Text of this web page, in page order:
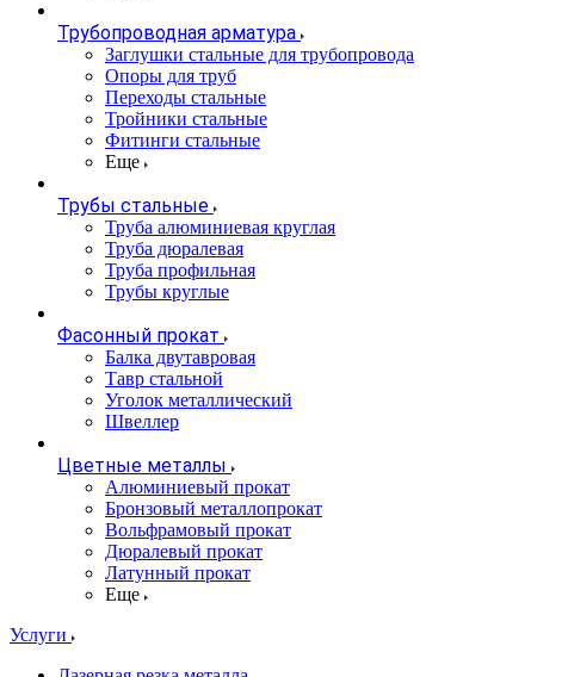
Трубопроводная арматура
Заглушки стальные для трубопровода
Опоры для труб
Переходы стальные
Тройники стальные
Фитинги стальные
Еще
Трубы стальные
Труба алюминиевая круглая
Труба дюралевая
Труба профильная
Трубы круглые
Фасонный прокат
Балка двутавровая
Тавр стальной
Уголок металлический
Швеллер
Цветные металлы
Алюминиевый прокат
Бронзовый металлопрокат
Вольфрамовый прокат
Дюралевый прокат
Латунный прокат
Еще
Услуги